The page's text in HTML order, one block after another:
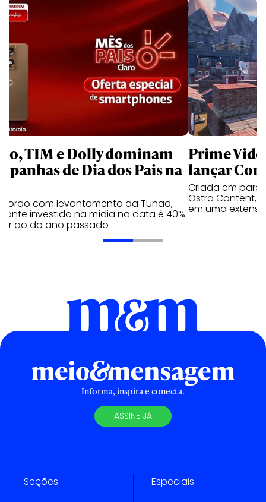
TIM e Dolly dominam
de Dia dos Pais na
com levantamento da Tunad,
investido na mídia na data é 40%
ao do ano passado
Prime
lançar
Criada em
Ostra Content,
em uma
Informa, inspira e conecta.
ASSINE JÁ
Seções Especiais